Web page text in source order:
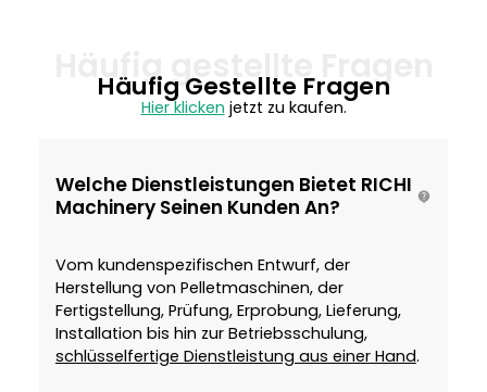
Häufig gestellte Fragen
Häufig Gestellte Fragen
Hier klicken jetzt zu kaufen.
Welche Dienstleistungen Bietet RICHI
Machinery Seinen Kunden An?
Vom kundenspezifischen Entwurf, der
Herstellung von Pelletmaschinen, der
Fertigstellung, Prüfung, Erprobung, Lieferung,
Installation bis hin zur Betriebsschulung,
schlüsselfertige Dienstleistung aus einer Hand.